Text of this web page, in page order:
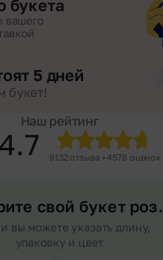
букета
вашего
5 дней
букет!
Наш рейтинг
4.7 9132 отзыва • 4578 оценок
свой букет роз.
вы можете указать длину,
упаковку и цвет